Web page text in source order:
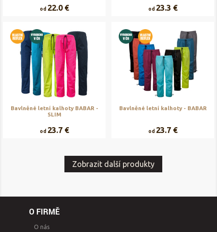
od 22.0 € od 23.3 €
Bavlněné letní kalhoty BABAR -
SLIM
od 23.7 €
Bavlněné letní kalhoty - BABAR
od 23.7 €
Zobrazit další produkty
O FIRMĚ
O nás